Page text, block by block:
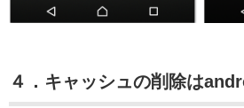
４．キャッシュの削除は